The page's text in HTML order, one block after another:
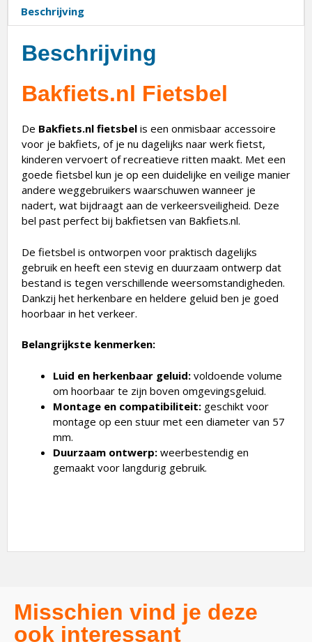
Beschrijving
Beschrijving
Bakfiets.nl Fietsbel
De Bakfiets.nl fietsbel is een onmisbaar accessoire
voor je bakfiets, of je nu dagelijks naar werk fietst,
kinderen vervoert of recreatieve ritten maakt. Met een
goede fietsbel kun je op een duidelijke en veilige manier
andere weggebruikers waarschuwen wanneer je
nadert, wat bijdraagt aan de verkeersveiligheid. Deze
bel past perfect bij bakfietsen van Bakfiets.nl.
De fietsbel is ontworpen voor praktisch dagelijks
gebruik en heeft een stevig en duurzaam ontwerp dat
bestand is tegen verschillende weersomstandigheden.
Dankzij het herkenbare en heldere geluid ben je goed
hoorbaar in het verkeer.
Belangrijkste kenmerken:
Luid en herkenbaar geluid: voldoende volume
om hoorbaar te zijn boven omgevingsgeluid.
Montage en compatibiliteit: geschikt voor
montage op een stuur met een diameter van 57
mm.
Duurzaam ontwerp: weerbestendig en
gemaakt voor langdurig gebruik.
Misschien vind je deze
ook interessant